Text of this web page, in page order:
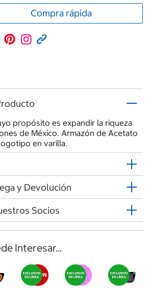
Compra rápida
propósito es expandir la riqueza
de México. Armazón de Acetato
en varilla.
y Devolución
Socios
Interesar...